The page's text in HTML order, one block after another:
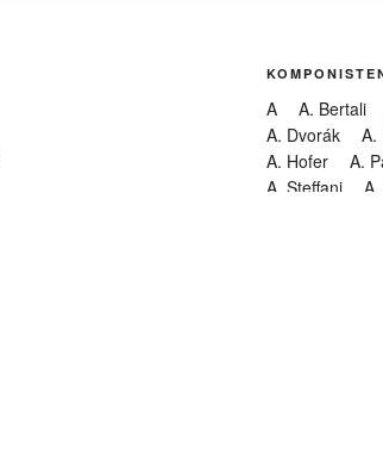
A A. Bertali
A. Dvorák
A.
A. Hofer
A.
A. Steffani